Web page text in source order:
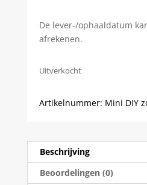
De lever-/ophaaldatum
afrekenen.
Uitverkocht
Artikelnummer: Mini DIY
Beschrijving
Beoordelingen (0)